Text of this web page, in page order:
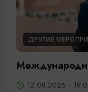
ДРУГИЕ
12.08.2026 -